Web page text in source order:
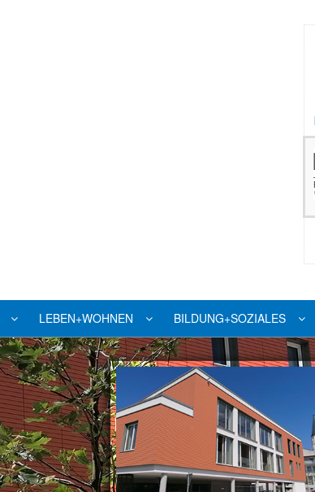
LEBEN+WOHNEN BILDUNG+SOZIALES